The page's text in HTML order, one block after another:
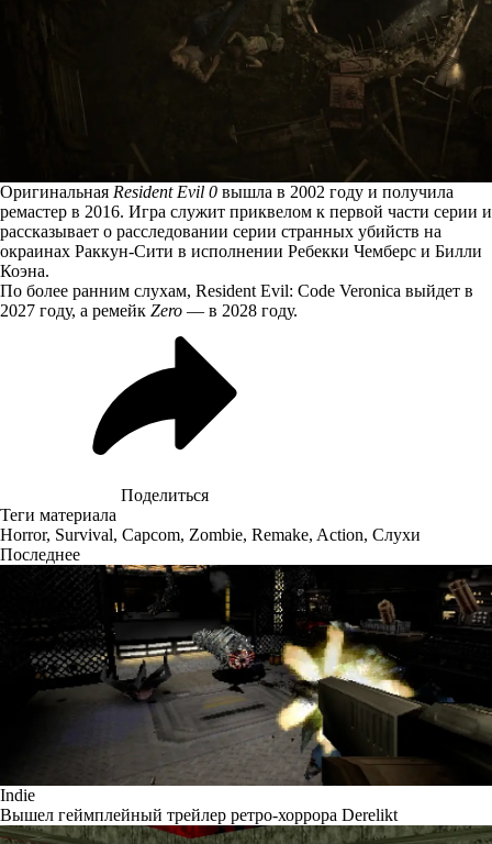
Оригинальная Resident Evil 0 вышла в 2002 году и получила
ремастер в 2016. Игра служит приквелом к первой части серии и
рассказывает о расследовании серии странных убийств на
окраинах Раккун-Сити в исполнении Ребекки Чемберс и Билли
Коэна.
По более ранним слухам, Resident Evil: Code Veronica выйдет в
2027 году, а ремейк Zero — в 2028 году.
Поделиться
Теги материала
Horror, Survival, Capcom, Zombie, Remake, Action, Слухи
Последнее
Indie
Вышел геймплейный трейлер ретро-хоррора Derelikt